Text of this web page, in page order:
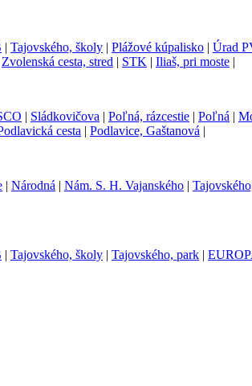
| Tajovského, školy | Plážové kúpalisko | Úrad
Zvolenská cesta, stred | STK | Iliaš, pri moste |
| Sládkovičova | Poľná, rázcestie | Poľná |
cesta | Podlavice, Gaštanová |
| Národná | Nám. S. H. Vajanského |
| Tajovského, školy | Tajovského, park |